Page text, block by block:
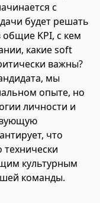
с
будет решать
общие KPI, с кем
какие soft
важны?
мы
опыте, но
личности и
что
технически
культурным
команды.